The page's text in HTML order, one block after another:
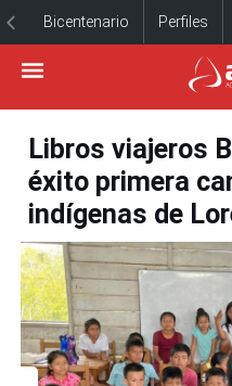
Bicentenario Perfiles
Libros viajeros
éxito primera
indígenas de